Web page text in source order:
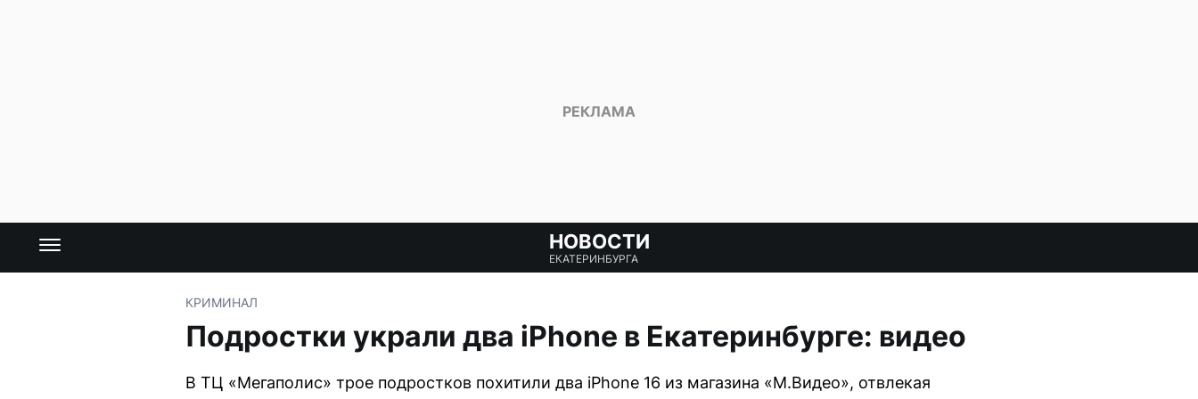
НОВОСТИ
ЕКАТЕРИНБУРГА
КРИМИНАЛ
Подростки украли два iPhone в Екатеринбурге: видео
В ТЦ «Мегаполис» трое подростков похитили два iPhone 16 из магазина «М.Видео», отвлекая